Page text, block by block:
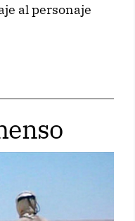
al personaje